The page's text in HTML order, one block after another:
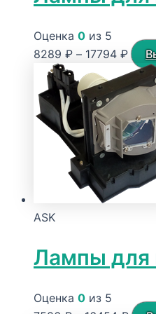
Оценка 0 из 5
8289 ₽ – 17794 ₽
цен:
8289
ASK
Лампы для
Оценка 0 из 5